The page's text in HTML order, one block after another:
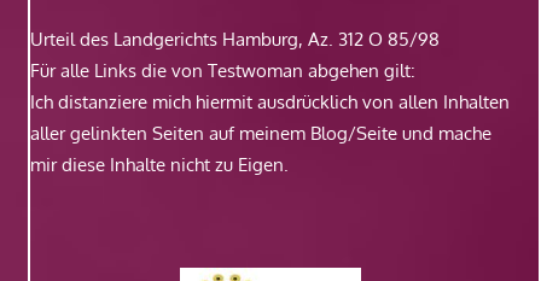
Urteil des Landgerichts Hamburg, Az. 312 O 85/98
Für alle Links die von Testwoman abgehen gilt:
Ich distanziere mich hiermit ausdrücklich von allen Inhalten
aller gelinkten Seiten auf meinem Blog/Seite und mache
mir diese Inhalte nicht zu Eigen.